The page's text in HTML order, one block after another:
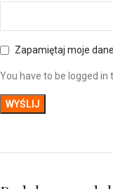
Zapamiętaj moje
You have to be logged in